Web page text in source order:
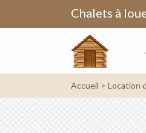
Chalets à
Accueil Location